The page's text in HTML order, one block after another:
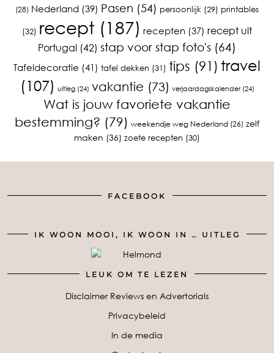
(28) Nederland (39) Pasen (54) persoonlijk (29) printables
(32) recept (187) recepten (37) recept uit
Portugal (42) stap voor stap foto's (64)
Tafeldecoratie (41) tafel dekken (31) tips (91) travel
(107) uitleg(24) vakantie (73) verjaardagskalender(24)
Wat is jouw favoriete vakantie
bestemming? (79) weekendje weg Nederland (26) zelf
maken (36) zoete recepten (30)
FACEBOOK
IK WOON MOOI, IK WOON IN … UITLEG
LEUK OM TE LEZEN
Disclaimer Reviews en Advertorials
Privacybeleid
In de media